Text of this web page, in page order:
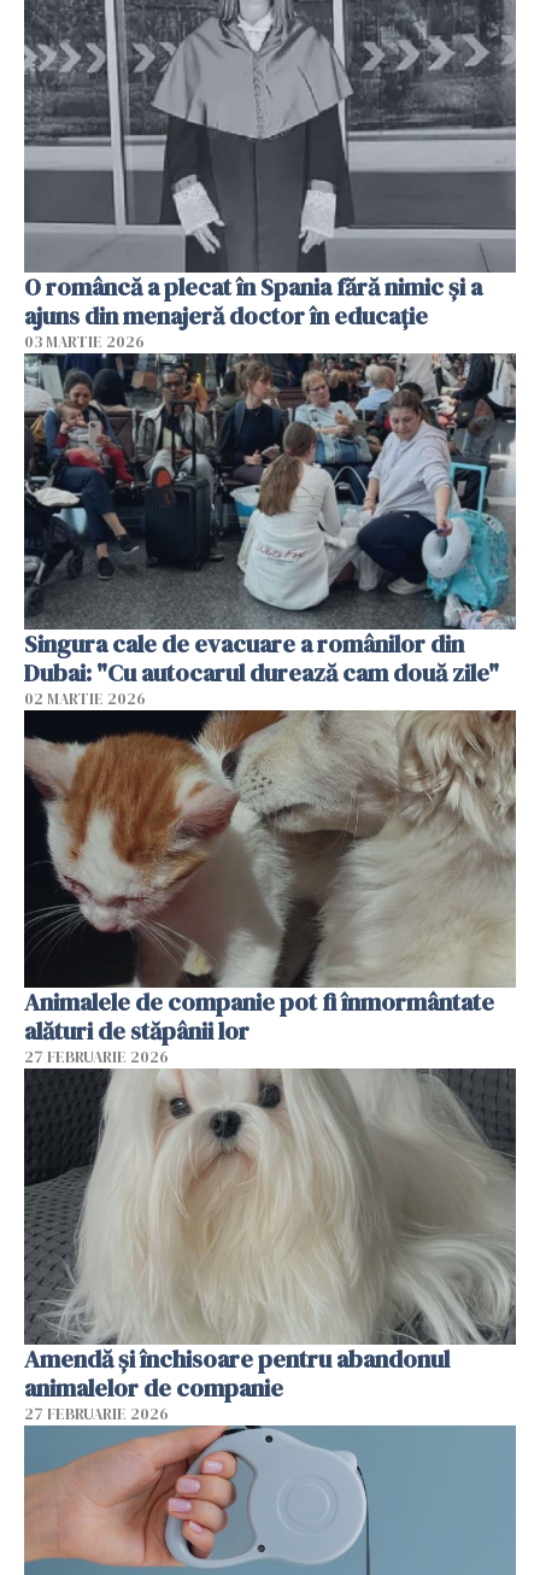
O româncă a plecat în Spania fără nimic și a
ajuns din menajeră doctor în educație
03 MARTIE 2026
Singura cale de evacuare a românilor din
Dubai: "Cu autocarul durează cam două zile"
02 MARTIE 2026
Animalele de companie pot fi înmormântate
alături de stăpânii lor
27 FEBRUARIE 2026
Amendă și închisoare pentru abandonul
animalelor de companie
27 FEBRUARIE 2026